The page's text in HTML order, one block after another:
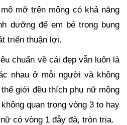
mỡ trên mông có khả năng
dưỡng để em bé trong bụng
triển thuận lợi.
chuẩn về cái đẹp vẫn luôn là
nhau ở mỗi người và không
giới đều thích phụ nữ mông
quan trọng vòng 3 to hay
có vòng 1 đẫy đà, tròn trịa.